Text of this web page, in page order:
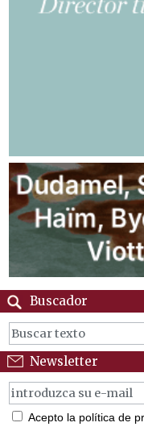
Buscador
Newsletter
Acepto la política de